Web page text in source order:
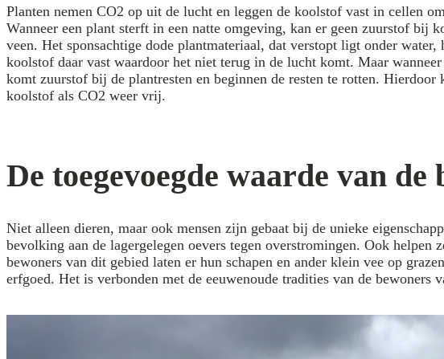
Planten nemen CO2 op uit de lucht en leggen de koolstof vast in cellen
Wanneer een plant sterft in een natte omgeving, kan er geen zuurstof bij
veen. Het sponsachtige dode plantmateriaal, dat verstopt ligt onder water,
koolstof daar vast waardoor het niet terug in de lucht komt. Maar
komt zuurstof bij de plantresten en beginnen de resten te rotten. Hierdoor
koolstof als CO2 weer vrij.
De toegevoegde waarde van de
Niet alleen dieren, maar ook mensen zijn gebaat bij de unieke
bevolking aan de lagergelegen oevers tegen overstromingen. Ook
bewoners van dit gebied laten er hun schapen en ander klein vee op
erfgoed. Het is verbonden met de eeuwenoude tradities van de bewoners